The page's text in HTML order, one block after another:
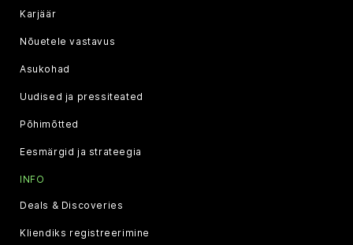
Karjäär
Nõuetele vastavus
Asukohad
Uudised ja pressiteated
Põhimõtted
Eesmärgid ja strateegia
INFO
Deals & Discoveries
Kliendiks registreerimine